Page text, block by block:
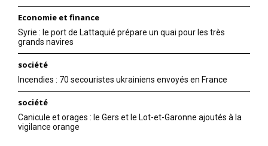
Economie et finance
Syrie : le port de Lattaquié prépare un quai pour les très
grands navires
société
Incendies : 70 secouristes ukrainiens envoyés en France
société
Canicule et orages : le Gers et le Lot-et-Garonne ajoutés à la
vigilance orange